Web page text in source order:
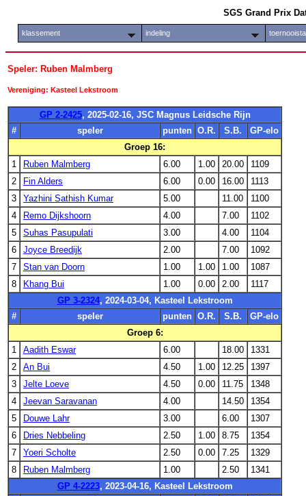
SGS Grand Prix
klassement indeling
Speler: Ruben Malmberg
Vereniging: Kasteel Lekstroom
GP 2-2425, 2025-02-16, JSC Magnus Leidsche Rijn
#
speler punten O.R. S.B.
GP-elo
Groep 16:
1
Ruben Malmberg 6.00 1.00 20.00
1109
2
Fin Alders 6.00 0.00 16.00
1113
3
Yazhini Sathish Kumar 5.00 11.00
1100
4
Remo Dijkshoorn 4.00 7.00
1102
5
Suhas Pasupulati 3.00 4.00
1104
6
Joyce Breedijk 2.00 7.00
1092
7
Stan van Doorn 1.00 1.00 1.00
1087
8
Khang Bui 1.00 0.00 2.00
1117
GP 3-2324, 2024-03-04, Kasteel Lekstroom
#
speler punten O.R. S.B.
GP-elo
Groep 6:
1
Aadith Eswar 6.00 18.00
1331
2
An Bui 4.50 1.00 12.25
1397
3
Jelte Loeve 4.50 0.00 11.75
1348
4
Jeevan Saravanan 4.00 14.50
1354
5
Douwe Lahr 3.00 6.00
1307
6
Dries Nebbeling 2.50 1.00 8.75
1354
7
Yoeri Scholte 2.50 0.00 7.25
1329
8
Ruben Malmberg 1.00 2.50
1341
GP 4-2223, 2023-04-16, Kasteel Lekstroom